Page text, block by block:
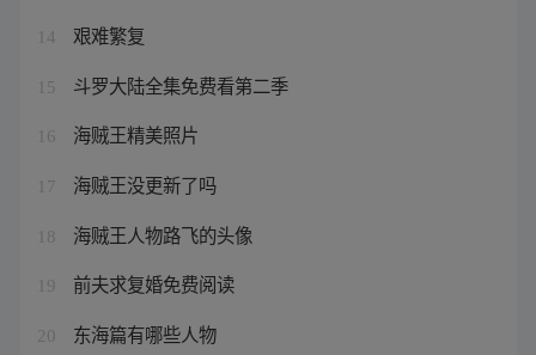
14 艰难繁复
15 斗罗大陆全集免费看第二季
16 海贼王精美照片
17 海贼王没更新了吗
18 海贼王人物路飞的头像
19 前夫求复婚免费阅读
20 东海篇有哪些人物